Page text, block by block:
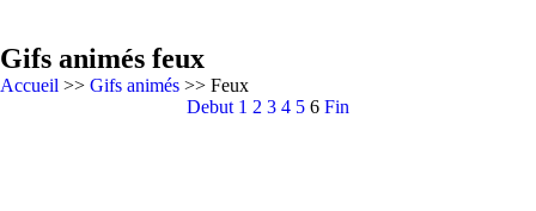
Gifs animés feux
Accueil >> Gifs animés >> Feux
Debut 1 2 3 4 5 6 Fin